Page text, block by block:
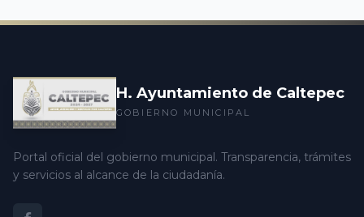
H. Ayuntamiento de Caltepec
GOBIERNO MUNICIPAL
Portal oficial del gobierno municipal. Transparencia, trámites
y servicios al alcance de la ciudadanía.